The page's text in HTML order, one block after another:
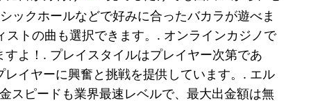
ックホールなどで好みに合ったバカラが遊べま
トの曲も選択できます。. オンラインカジノで
よ！. プレイスタイルはプレイヤー次第であ
イヤーに興奮と挑戦を提供しています。. エル
スピードも業界最速レベルで、最大出金額は無